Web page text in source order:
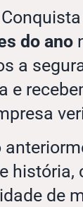
do ano
a
e
história,
de